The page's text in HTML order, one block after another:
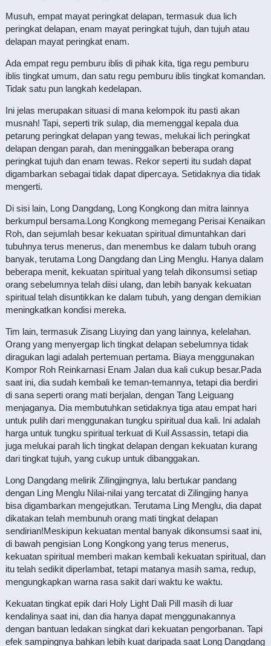
Musuh, empat mayat peringkat delapan, termasuk dua lich
peringkat delapan, enam mayat peringkat tujuh, dan tujuh atau
delapan mayat peringkat enam.
Ada empat regu pemburu iblis di pihak kita, tiga regu pemburu
iblis tingkat umum, dan satu regu pemburu iblis tingkat komandan.
Tidak satu pun langkah kedelapan.
Ini jelas merupakan situasi di mana kelompok itu pasti akan
musnah! Tapi, seperti trik sulap, dia memenggal kepala dua
petarung peringkat delapan yang tewas, melukai lich peringkat
delapan dengan parah, dan meninggalkan beberapa orang
peringkat tujuh dan enam tewas. Rekor seperti itu sudah dapat
digambarkan sebagai tidak dapat dipercaya. Setidaknya dia tidak
mengerti.
Di sisi lain, Long Dangdang, Long Kongkong dan mitra lainnya
berkumpul bersama.Long Kongkong memegang Perisai Kenaikan
Roh, dan sejumlah besar kekuatan spiritual dimuntahkan dari
tubuhnya terus menerus, dan menembus ke dalam tubuh orang
banyak, terutama Long Dangdang dan Ling Menglu. Hanya dalam
beberapa menit, kekuatan spiritual yang telah dikonsumsi setiap
orang sebelumnya telah diisi ulang, dan lebih banyak kekuatan
spiritual telah disuntikkan ke dalam tubuh, yang dengan demikian
meningkatkan kondisi mereka.
Tim lain, termasuk Zisang Liuying dan yang lainnya, kelelahan.
Orang yang menyergap lich tingkat delapan sebelumnya tidak
diragukan lagi adalah pertemuan pertama. Biaya menggunakan
Kompor Roh Reinkarnasi Enam Jalan dua kali cukup besar.Pada
saat ini, dia sudah kembali ke teman-temannya, tetapi dia berdiri
di sana seperti orang mati berjalan, dengan Tang Leiguang
menjaganya. Dia membutuhkan setidaknya tiga atau empat hari
untuk pulih dari menggunakan tungku spiritual dua kali. Ini adalah
harga untuk tungku spiritual terkuat di Kuil Assassin, tetapi dia
juga melukai parah lich tingkat delapan dengan kekuatan kurang
dari tingkat tujuh, yang cukup untuk dibanggakan.
Long Dangdang melirik Zilingjingnya, lalu bertukar pandang
dengan Ling Menglu Nilai-nilai yang tercatat di Zilingjing hanya
bisa digambarkan mengejutkan. Terutama Ling Menglu, dia dapat
dikatakan telah membunuh orang mati tingkat delapan
sendirian!Meskipun kekuatan mental banyak dikonsumsi saat ini,
di bawah pengisian Long Kongkong yang terus menerus,
kekuatan spiritual memberi makan kembali kekuatan spiritual, dan
itu telah sedikit diperlambat, tetapi matanya masih sama, redup,
mengungkapkan warna rasa sakit dari waktu ke waktu.
Kekuatan tingkat epik dari Holy Light Dali Pill masih di luar
kendalinya saat ini, dan dia hanya dapat menggunakannya
dengan bantuan ledakan singkat dari kekuatan pengorbanan. Tapi
efek sampingnya bahkan lebih kuat daripada saat Long Dangdang